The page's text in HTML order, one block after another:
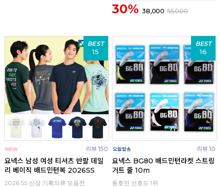
30% 38,000 55,000
BEST
15
리뷰 150
요넥스 남성 여성 티셔츠 반팔 데일
리 베이직 배드민턴복 2026SS
2026 SS 신상 기획의류 모음전
BEST
16
리뷰 10
요넥스 BG80 배드민턴라켓 스트링
거트 줄 10m
동호인 선호도 1위